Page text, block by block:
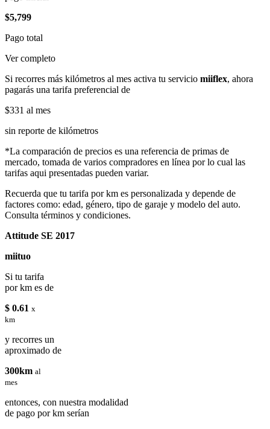
$5,799
Pago total
Ver completo
Si recorres más kilómetros al mes activa tu servicio miiflex, ahora
pagarás una tarifa preferencial de
$331 al mes
sin reporte de kilómetros
*La comparación de precios es una referencia de primas de
mercado, tomada de varios compradores en línea por lo cual las
tarifas aqui presentadas pueden variar.
Recuerda que tu tarifa por km es personalizada y depende de
factores como: edad, género, tipo de garaje y modelo del auto.
Consulta términos y condiciones.
Attitude SE 2017
miituo
Si tu tarifa
por km es de
$ 0.61 x
km
y recorres un
aproximado de
300km al
mes
entonces, con nuestra modalidad
de pago por km serían